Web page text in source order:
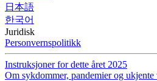
日本語
한국어
Juridisk
Personvernspolitikk
Instruksjoner for dette året 2025
Om sykdommer, pandemier og ukjente